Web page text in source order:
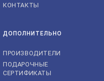
КОНТАКТЫ
ДОПОЛНИТЕЛЬНО
ПРОИЗВОДИТЕЛИ
ПОДАРОЧНЫЕ
СЕРТИФИКАТЫ